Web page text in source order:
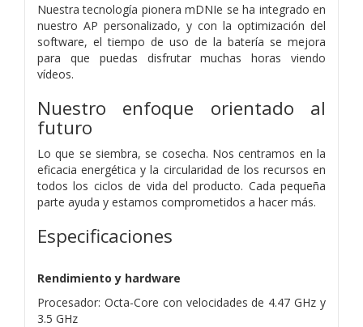
Nuestra tecnología pionera mDNIe se ha integrado en
nuestro AP personalizado, y con la optimización del
software, el tiempo de uso de la batería se mejora
para que puedas disfrutar muchas horas viendo
vídeos.
Nuestro enfoque orientado al
futuro
Lo que se siembra, se cosecha. Nos centramos en la
eficacia energética y la circularidad de los recursos en
todos los ciclos de vida del producto. Cada pequeña
parte ayuda y estamos comprometidos a hacer más.
Especificaciones
Rendimiento y hardware
Procesador: Octa-Core con velocidades de 4.47 GHz y
3.5 GHz